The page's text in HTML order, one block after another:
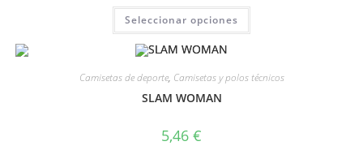
Seleccionar opciones
Camisetas de deporte, Camisetas y polos técnicos
SLAM WOMAN
5,46 €